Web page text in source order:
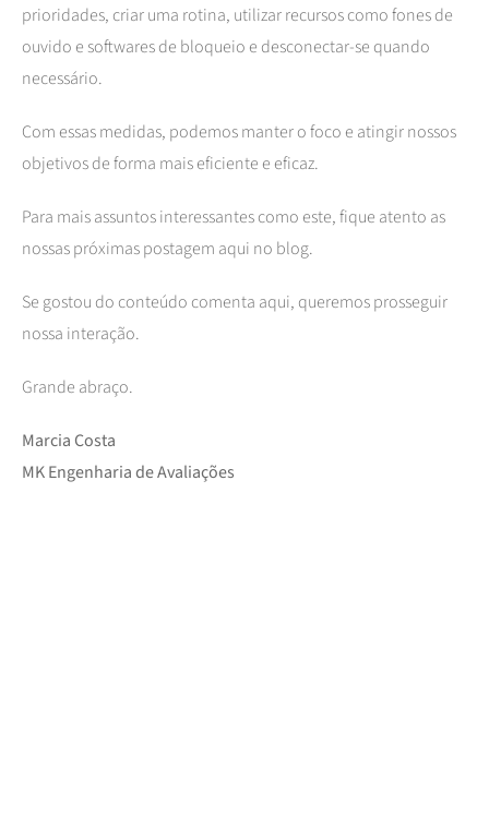
prioridades, criar uma rotina, utilizar recursos como fones de
ouvido e softwares de bloqueio e desconectar-se quando
necessário.
Com essas medidas, podemos manter o foco e atingir nossos
objetivos de forma mais eficiente e eficaz.
Para mais assuntos interessantes como este, fique atento as
nossas próximas postagem aqui no blog.
Se gostou do conteúdo comenta aqui, queremos prosseguir
nossa interação.
Grande abraço.
Marcia Costa
MK Engenharia de Avaliações